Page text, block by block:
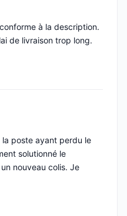
à la description.
de livraison trop long.
poste ayant perdu le
solutionné le
nouveau colis. Je